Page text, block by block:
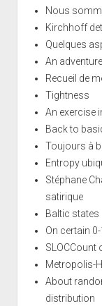
Nous
Kirchhoff
Quelques
An
Recueil de
Tightness
An exercise
Back to
Toujours à
Entropy
Stéphane
satirique
Baltic states
On certain
SLOCCount
Metropolis-
About
distribution